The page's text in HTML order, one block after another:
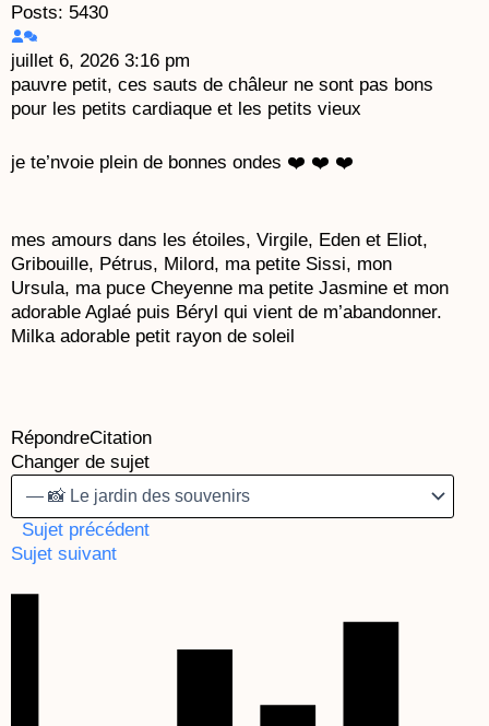
Posts: 5430
juillet 6, 2026 3:16 pm
pauvre petit, ces sauts de châleur ne sont pas bons
pour les petits cardiaque et les petits vieux
je te’nvoie plein de bonnes ondes ❤️ ❤️ ❤️
mes amours dans les étoiles, Virgile, Eden et Eliot,
Gribouille, Pétrus, Milord, ma petite Sissi, mon
Ursula, ma puce Cheyenne ma petite Jasmine et mon
adorable Aglaé puis Béryl qui vient de m’abandonner.
Milka adorable petit rayon de soleil
RépondreCitation
Changer de sujet
Sujet précédent
Sujet suivant